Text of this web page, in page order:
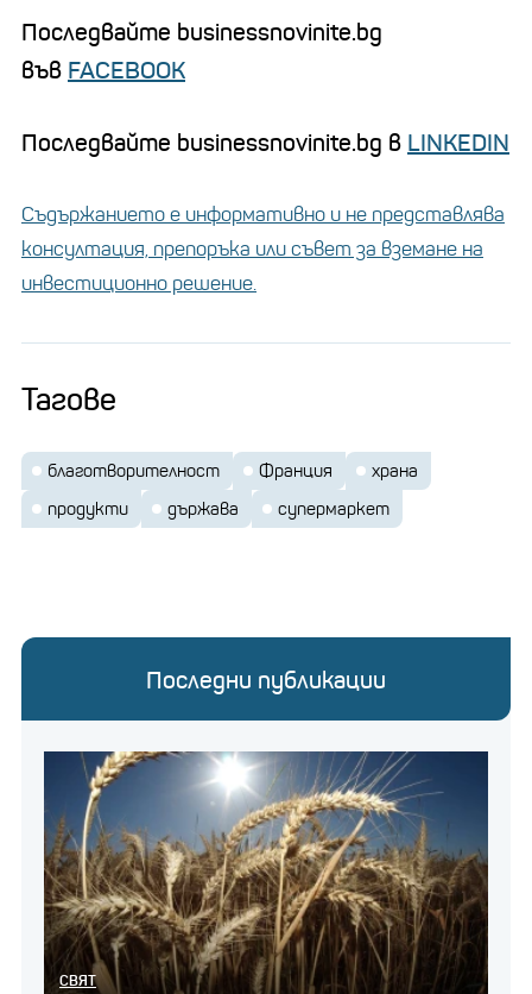
Последвайте businessnovinite.bg
във FACEBOOK
Последвайте businessnovinite.bg в LINKEDIN
Съдържанието е информативно и не представлява
консултация, препоръка или съвет за вземане на
инвестиционно решение.
Тагове
благотворителност Франция
храна
продукти
държава супермаркет
Последни публикации
СВЯТ